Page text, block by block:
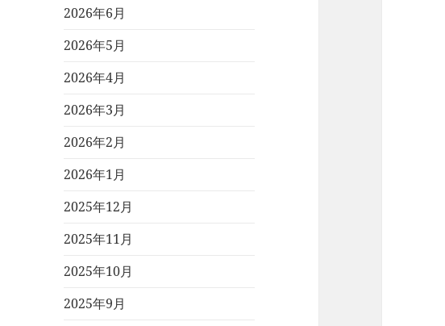
2026年6月
2026年5月
2026年4月
2026年3月
2026年2月
2026年1月
2025年12月
2025年11月
2025年10月
2025年9月